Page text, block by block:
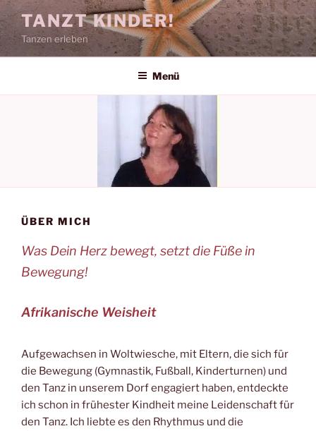
Zum
Inhalt
springen
TANZT KINDER!
Tanzen erleben
Menü
ÜBER MICH
Was Dein Herz bewegt, setzt die Füße in
Bewegung!
Afrikanische Weisheit
Aufgewachsen in Woltwiesche, mit Eltern, die sich für
die Bewegung (Gymnastik, Fußball, Kinderturnen) und
den Tanz in unserem Dorf engagiert haben, entdeckte
ich schon in frühester Kindheit meine Leidenschaft für
den Tanz. Ich liebte es den Rhythmus und die